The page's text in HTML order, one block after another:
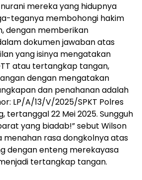
mereka yang hidupnya
teganya membohongi hakim
dengan memberikan
dokumen jawaban atas
yang isinya mengatakan
atau tertangkap tangan,
dengan mengatakan
dan penahanan adalah
LP/A/13/V/2025/SPKT Polres
tertanggal 22 Mei 2025. Sungguh
yang biadab!” sebut Wilson
menahan rasa dongkolnya atas
dengan enteng merekayasa
tertangkap tangan.